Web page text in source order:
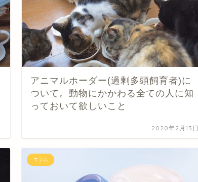
アニマルホーダー(過剰多頭飼育者)に
ついて。動物にかかわる全ての人に知
っておいて欲しいこと
2020年2月13日
コラム